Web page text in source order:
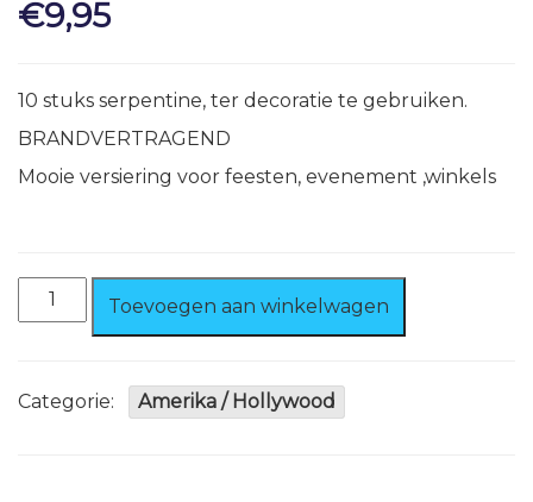
€9,95
10 stuks serpentine, ter decoratie te gebruiken.
BRANDVERTRAGEND
Mooie versiering voor feesten, evenement ,winkels
Serpentine
Wit
Toevoegen aan winkelwagen
Categorie: Amerika / Hollywood